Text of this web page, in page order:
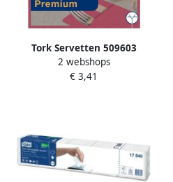
Tork Servetten 509603
LinStyle Pochette
donkerrood burgundy
2 webshops
€ 3,41